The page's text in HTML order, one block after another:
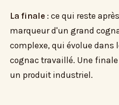
La finale : ce qui reste
marqueur d'un grand
complexe, qui évolue dans
cognac travaillé. Une
un produit industriel.